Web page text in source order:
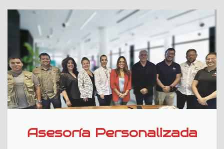
Asesoría Personalizada